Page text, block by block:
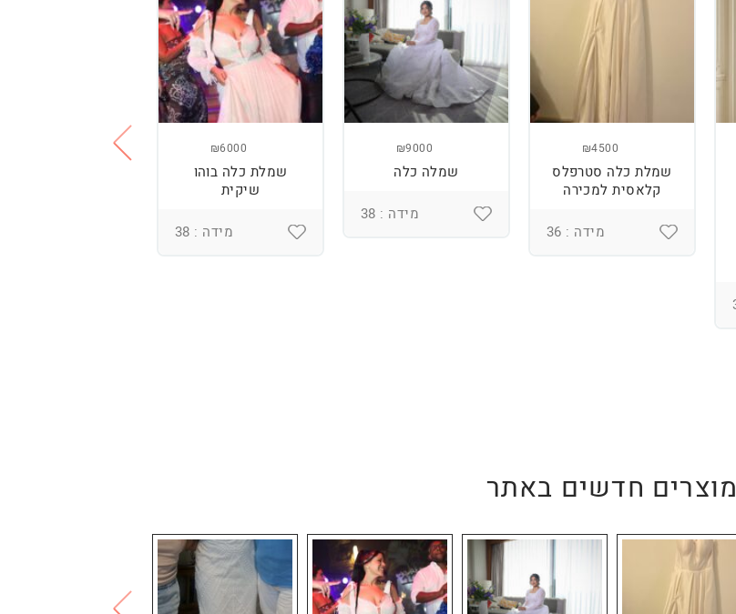
₪4500
שמלת כלה סטרפלס
קלאסית למכירה
מידה : 36
₪9000
שמלה כלה
מידה : 38
₪6000
שמלת כלה בוהו
שיקית
מידה : 38
מוצרים חדשים באתר